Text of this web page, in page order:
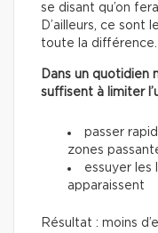
se disant qu’on
D’ailleurs, ce sont
toute la différence.
Dans un quotidien
suffisent à limiter
passer
zones
essuyer les
apparaissent
Résultat : moins